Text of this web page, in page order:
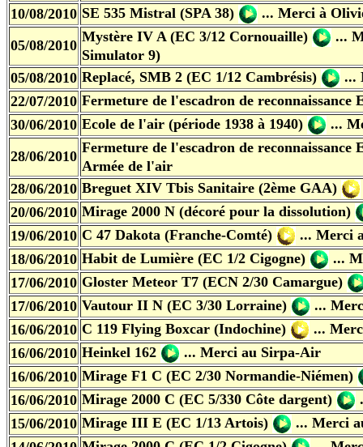
10/08/2010 SE 535 Mistral (SPA 38)
... Merci à
05/08/2010
Mystère IV A (EC 3/12 Cornouaille)
...
Simulator 9)
05/08/2010 Replacé, SMB 2 (EC 1/12 Cambrésis)
...
22/07/2010 Fermeture de l'escadron de reconnaissance
30/06/2010 Ecole de l'air (période 1938 à 1940) ...
28/06/2010
Fermeture de l'escadron de reconnaissance
Armée de l'air
28/06/2010 Breguet XIV Tbis Sanitaire (2ème GAA)
20/06/2010 Mirage 2000 N (décoré pour la dissolution)
19/06/2010 C 47 Dakota (Franche-Comté)
... Merci
18/06/2010 Habit de Lumière (EC 1/2 Cigogne)
...
17/06/2010 Gloster Meteor T7 (ECN 2/30 Camargue)
17/06/2010 Vautour II N (EC 3/30 Lorraine)
...
16/06/2010 C 119 Flying Boxcar (Indochine)
...
16/06/2010 Heinkel 162
... Merci au Sirpa-Air
16/06/2010 Mirage F1 C (EC 2/30 Normandie-Niémen)
16/06/2010 Mirage 2000 C (EC 5/330 Côte dargent)
15/06/2010 Mirage III E (EC 1/13 Artois)
... Merci